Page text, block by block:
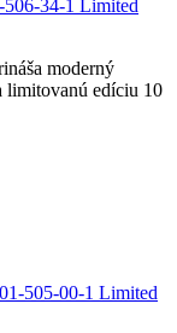
34-1 Limited
moderný
limitovanú edíciu 10